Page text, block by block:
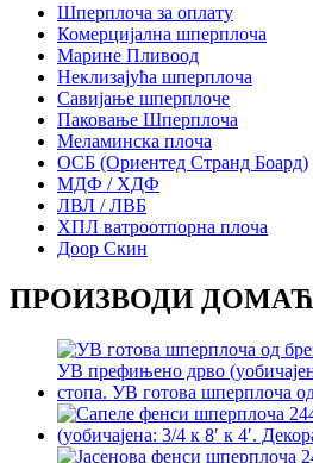
Шперплоча за оплату
Комерцијална шперплоча
Марине Пливоод
Неклизајућа шперплоча
Савијање шперплоче
Паковање Шперплоча
Меламинска плоча
ОСБ (Ориентед Странд Боард)
МДФ / ХДФ
ЛВЛ / ЛВБ
ХПЛ ватроотпорна плоча
Доор Скин
ПРОИЗВОДИ